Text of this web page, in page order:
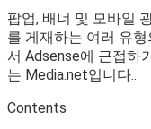
팝업, 배너 및 모바일
를 게재하는 여러 유
서 Adsense에 근접하
는 Media.net입니다..
Contents